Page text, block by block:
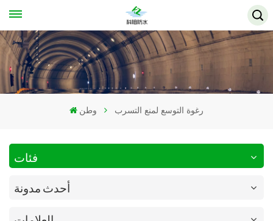
وطن رغوة التوسع لمنع التسرب
فئات
أحدث مدونة